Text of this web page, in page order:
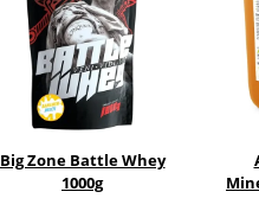
Big Zone Battle Whey
1000g